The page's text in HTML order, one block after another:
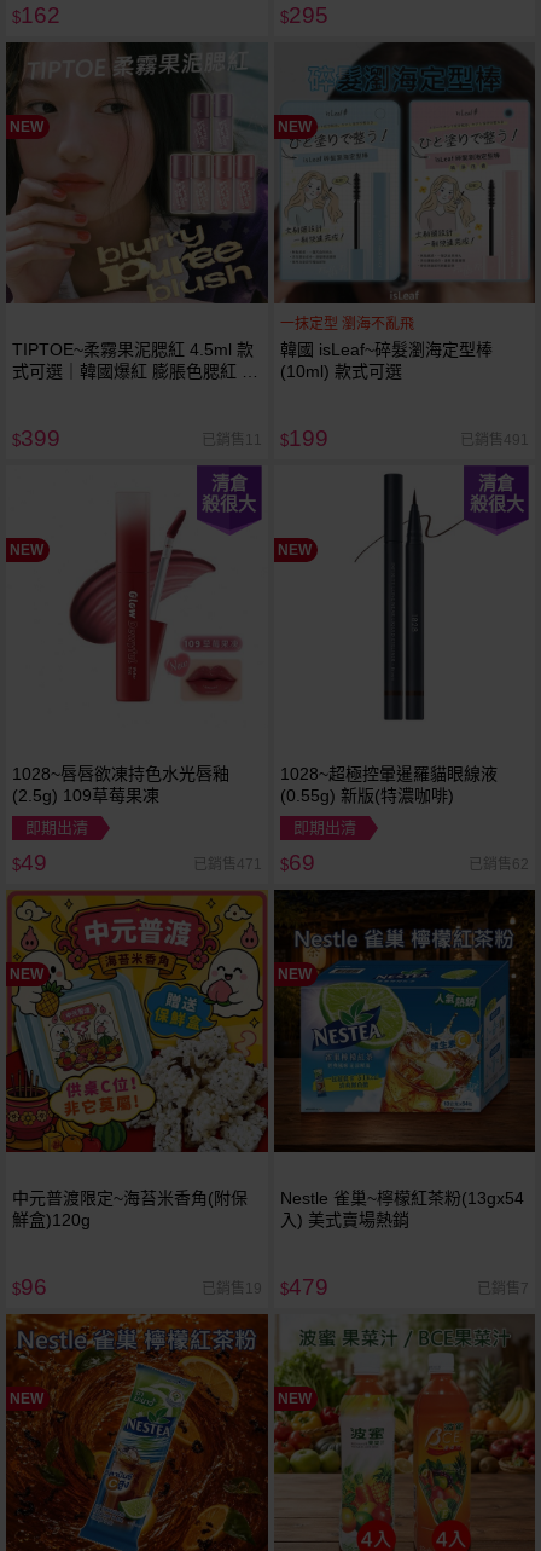
$162 $295
NEW
TIPTOE~柔霧果泥腮紅 4.5ml 款
式可選｜韓國爆紅 膨脹色腮紅 霧
$399 已銷售11
NEW
一抹定型 瀏海不亂飛
韓國 isLeaf~碎髮瀏海定型棒
(10ml) 款式可選
$199 已銷售491
NEW
清倉
殺很大
1028~唇唇欲凍持色水光唇釉
(2.5g) 109草莓果凍
即期出清
$49 已銷售471
NEW
清倉
殺很大
1028~超極控暈暹羅貓眼線液
(0.55g) 新版(特濃咖啡)
即期出清
$69 已銷售62
NEW
中元普渡限定~海苔米香角(附保
鮮盒)120g
$96 已銷售19
NEW
Nestle 雀巢~檸檬紅茶粉(13gx54
入) 美式賣場熱銷
$479 已銷售7
NEW NEW